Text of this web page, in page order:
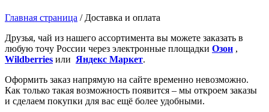
Главная страница / Доставка и оплата
Друзья, чай из нашего ассортимента вы можете заказать в
любую точу России через электронные площадки Озон ,
Wildberries или Яндекс Маркет.
Оформить заказ напрямую на сайте временно невозможно.
Как только такая возможность появится – мы откроем заказы
и сделаем покупки для вас ещё более удобными.